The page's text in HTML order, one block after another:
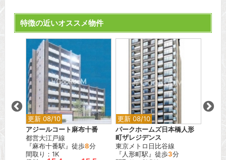
特徴の近いオススメ物件
ド
更新 08/10
アジールコート麻布十番
都営大江戸線
『麻布十番駅』徒歩8分
間取り：1K
更新 08/10
パークホームズ日本橋人形
町ザレジデンス
東京メトロ日比谷線
『人形町駅』徒歩3分